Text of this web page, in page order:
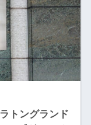
トングランド